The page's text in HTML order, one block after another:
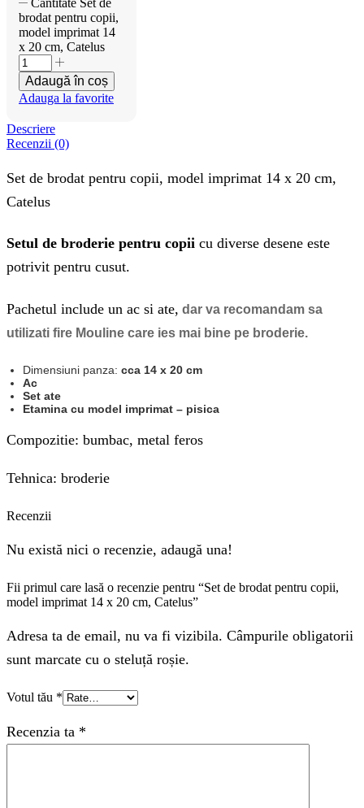
Cantitate Set de
brodat pentru copii,
model imprimat 14
x 20 cm, Catelus
Adaugă în coș
Adauga la favorite
Descriere
Recenzii (0)
Set de brodat pentru copii, model imprimat 14 x 20 cm,
Catelus
Setul de broderie pentru copii cu diverse desene este
potrivit pentru cusut.
Pachetul include un ac si ate, dar va recomandam sa
utilizati fire Mouline care ies mai bine pe broderie.
Dimensiuni panza: cca 14 x 20 cm
Ac
Set ate
Etamina cu model imprimat – pisica
Compozitie: bumbac, metal feros
Tehnica: broderie
Recenzii
Nu există nici o recenzie, adaugă una!
Fii primul care lasă o recenzie pentru “Set de brodat pentru copii,
model imprimat 14 x 20 cm, Catelus”
Adresa ta de email, nu va fi vizibila. Câmpurile obligatorii
sunt marcate cu o steluță roșie.
Votul tău *
Recenzia ta *